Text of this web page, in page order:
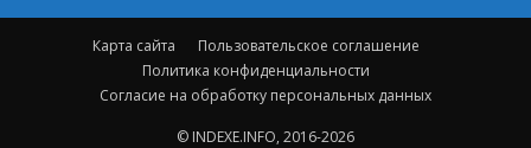
Карта сайта
Пользовательское соглашение
Политика конфиденциальности
Согласие на обработку персональных данных
© INDEXE.INFO, 2016-2026